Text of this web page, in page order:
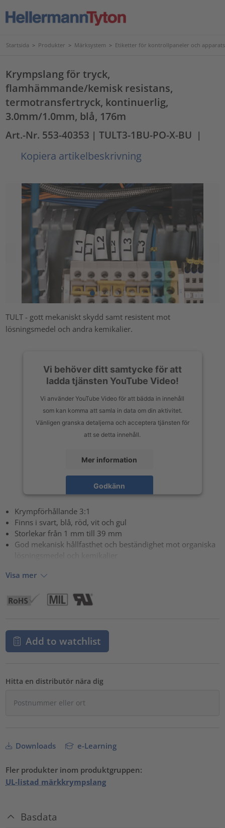
Startsida > Produkter > Märksystem > Etiketter för kontrollpaneler och
Krympslang för tryck,
flamhämmande/kemisk resistans,
termotransfertryck, kontinuerlig,
3.0mm/1.0mm, blå, 176m
Art.-Nr. 553-40353 | TULT3-1BU-PO-X-BU |
Kopiera artikelbeskrivning
TULT - gott mekaniskt skydd samt resistent mot
lösningsmedel och andra kemikalier.
Vi behöver ditt samtycke för att
ladda tjänsten YouTube Video!
Vi använder YouTube Video för att bädda in innehåll
som kan komma att samla in data om din aktivitet.
Vänligen granska detaljerna och acceptera tjänsten för
att se detta innehåll.
Mer information
Godkänn
Krympförhållande 3:1
Finns i svart, blå, röd, vit och gul
Storlekar från 1 mm till 39 mm
God mekanisk hållfasthet och beständighet mot organiska
Visa mer
Add to watchlist
Hitta en distributör nära dig
Downloads e-Learning
Fler produkter inom produktgruppen:
UL-listad märkkrympslang
Basdata